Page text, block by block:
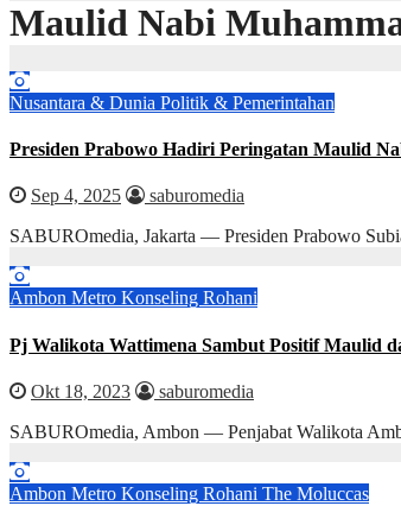
Maulid Nabi
Nusantara & Dunia Politik & Pemerintahan
Presiden Prabowo Hadiri Peringatan Maulid
Sep 4, 2025
saburomedia
SABUROmedia, Jakarta — Presiden Prabowo
Ambon Metro Konseling Rohani
Pj Walikota Wattimena Sambut Positif Maulid
Okt 18, 2023
saburomedia
SABUROmedia, Ambon — Penjabat Walikota
Ambon Metro Konseling Rohani The Moluccas